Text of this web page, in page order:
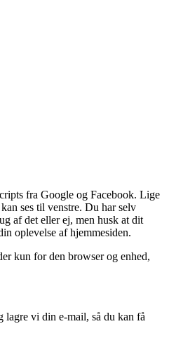
fra Google og Facebook. Lige
ses til venstre. Du har selv
af det eller ej, men husk at dit
oplevelse af hjemmesiden.
kun for den browser og enhed,
lagre vi din e-mail, så du kan få